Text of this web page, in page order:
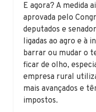
E agora? A medida
aprovada pelo
deputados e
ligadas ao agro e à
barrar ou mudar o
ficar de olho,
empresa rural
mais avançados e
impostos.